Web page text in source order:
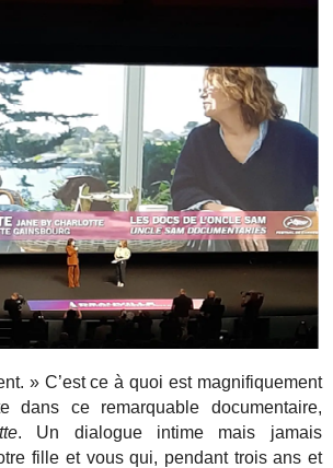
» C’est ce à quoi est magnifiquement
dans ce remarquable documentaire,
. Un dialogue intime mais jamais
fille et vous qui, pendant trois ans et